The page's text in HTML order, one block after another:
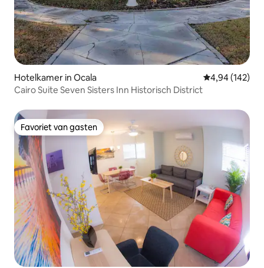
Hotelkamer in Ocala Gemiddelde
4,94 (142)
Cairo Suite Seven Sisters Inn Historisch District
Favoriet van gasten
Favoriet van gasten